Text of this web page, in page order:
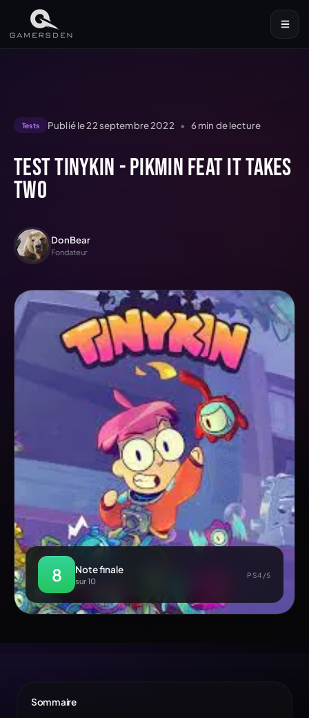
Tests Publié le22 septembre 2022 • 6min de lecture
Test Tinykin - Pikmin feat It Takes
Two
DonBear
Fondateur
8 Note finale
sur 10
PS4/5
Sommaire